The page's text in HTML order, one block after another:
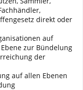
direkt oder
auf
zur Bündelung
der
auf allen Ebenen